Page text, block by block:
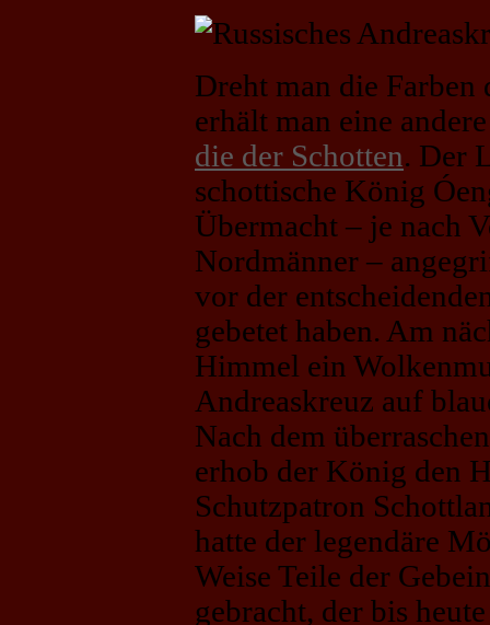
Dreht man die Farben
erhält man eine
die der Schotten. Der
schottische König
Übermacht – je nach
Nordmänner –
vor der
gebetet haben. Am
Himmel ein
Andreaskreuz auf
Nach dem
erhob der König den
Schutzpatron
hatte der legendäre
Weise Teile der
gebracht, der bis